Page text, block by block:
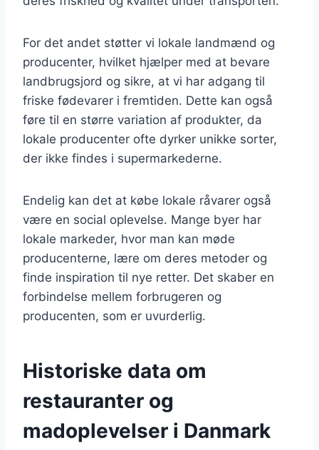
For det andet støtter vi lokale landmænd og
producenter, hvilket hjælper med at bevare
landbrugsjord og sikre, at vi har adgang til
friske fødevarer i fremtiden. Dette kan også
føre til en større variation af produkter, da
lokale producenter ofte dyrker unikke sorter,
der ikke findes i supermarkederne.
Endelig kan det at købe lokale råvarer også
være en social oplevelse. Mange byer har
lokale markeder, hvor man kan møde
producenterne, lære om deres metoder og
finde inspiration til nye retter. Det skaber en
forbindelse mellem forbrugeren og
producenten, som er uvurderlig.
Historiske data om
restauranter og
madoplevelser i Danmark